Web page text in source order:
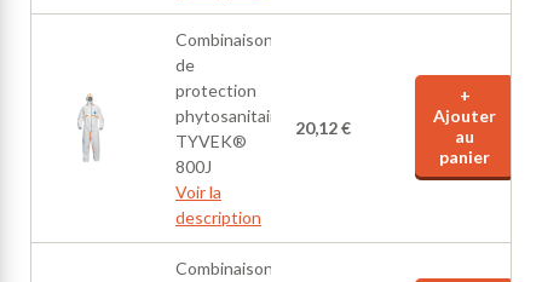
Combinaison
de
protection
phytosanitaire
TYVEK®
800J
Voir la
description
20,12 €
+
Ajouter
au
panier
Combinaison